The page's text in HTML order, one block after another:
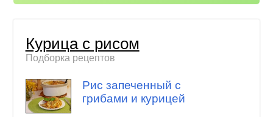
Курица с рисом
Подборка рецептов
Рис запеченный с
грибами и курицей